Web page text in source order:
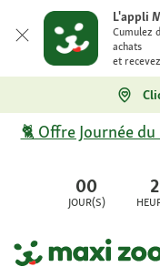
L'appli
Cumulez
achats
et
00
JOUR(S)
🐈 Offre Journée